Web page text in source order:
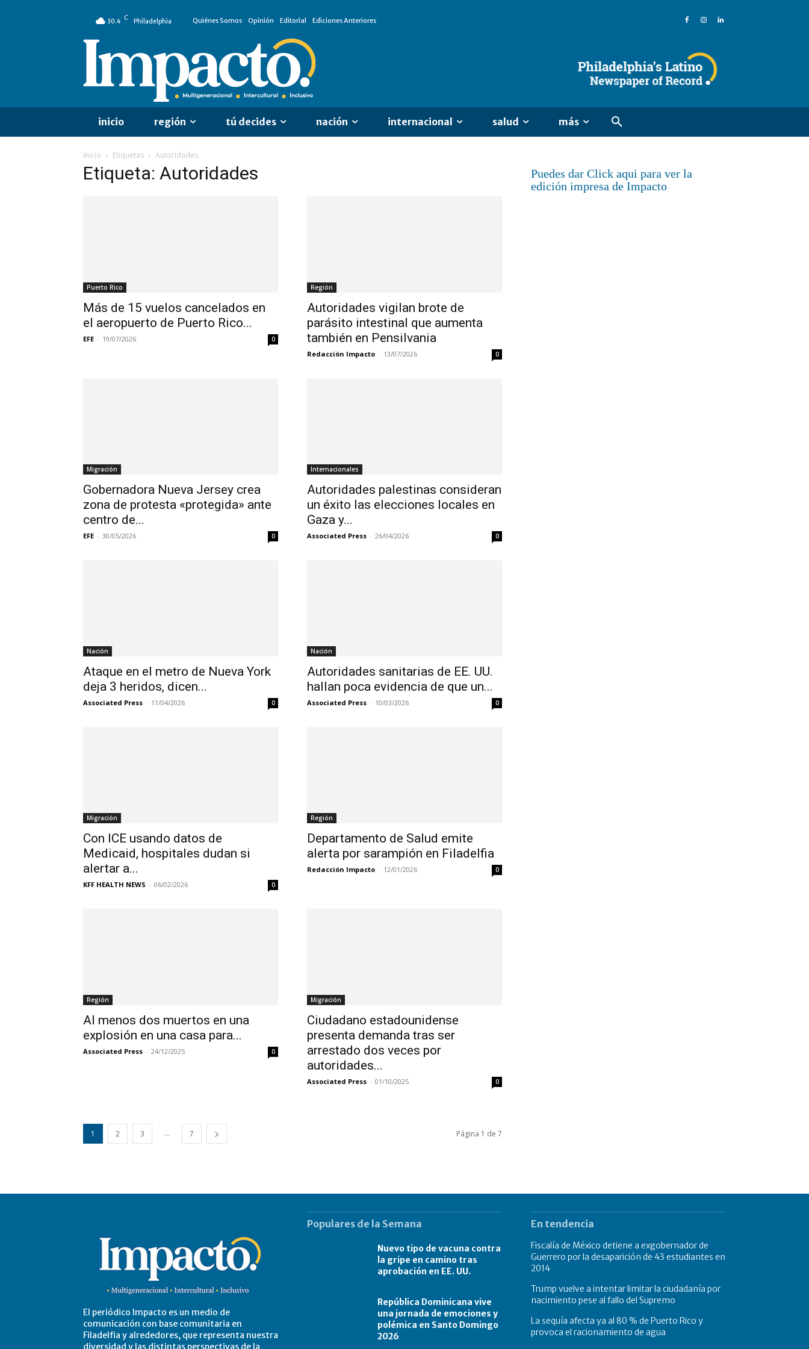
30.4 C Philadelphia Quiénes Somos Opinión Editorial Ediciones Anteriores
inicio región tú decides nación internacional salud más
Inicio Etiquetas Autoridades
Etiqueta: Autoridades
Puerto Rico
Más de 15 vuelos cancelados en
el aeropuerto de Puerto Rico...
EFE - 19/07/2026 0
Región
Autoridades vigilan brote de
parásito intestinal que aumenta
también en Pensilvania
Redacción Impacto - 13/07/2026 0
Migración
Gobernadora Nueva Jersey crea
zona de protesta «protegida» ante
centro de...
EFE - 30/05/2026 0
Internacionales
Autoridades palestinas consideran
un éxito las elecciones locales en
Gaza y...
Associated Press - 26/04/2026 0
Nación
Ataque en el metro de Nueva York
deja 3 heridos, dicen...
Associated Press - 11/04/2026 0
Nación
Autoridades sanitarias de EE. UU.
hallan poca evidencia de que un...
Associated Press - 10/03/2026 0
Migración
Con ICE usando datos de
Medicaid, hospitales dudan si
alertar a...
KFF HEALTH NEWS - 06/02/2026 0
Región
Departamento de Salud emite
alerta por sarampión en Filadelfia
Redacción Impacto - 12/01/2026 0
Región
Al menos dos muertos en una
explosión en una casa para...
Associated Press - 24/12/2025 0
Migración
Ciudadano estadounidense
presenta demanda tras ser
arrestado dos veces por
autoridades...
Associated Press - 01/10/2025 0
1 2 3 ... 7 Página 1 de 7
Puedes dar Click aqui para ver la
edición impresa de Impacto
El periódico Impacto es un medio de
comunicación con base comunitaria en
Filadelfia y alrededores, que representa nuestra
diversidad y las distintas perspectivas de la
Populares de la Semana
Nuevo tipo de vacuna contra
la gripe en camino tras
aprobación en EE. UU.
República Dominicana vive
una jornada de emociones y
polémica en Santo Domingo
2026
En tendencia
Fiscalía de México detiene a exgobernador de
Guerrero por la desaparición de 43 estudiantes en
2014
Trump vuelve a intentar limitar la ciudadanía por
nacimiento pese al fallo del Supremo
La sequía afecta ya al 80 % de Puerto Rico y
provoca el racionamiento de agua